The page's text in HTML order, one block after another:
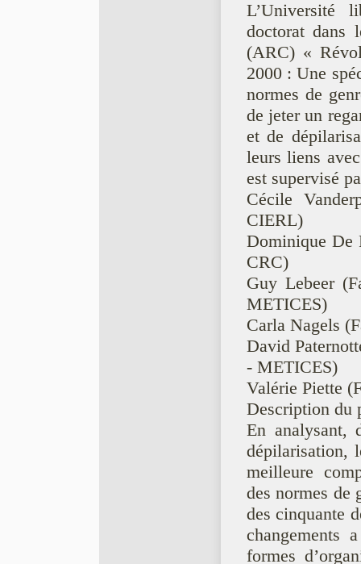
L’Université
doctorat dans
(ARC) «
2000 : Une
normes de
de jeter un
et de
leurs liens
est supervisé
Cécile
CIERL)
Dominique De
CRC)
Guy Lebeer
METICES)
Carla Nagels
David
- METICES)
Valérie Piette
Description du
En analysant,
dépilarisation,
meilleure
des normes de
des cinquante
changements
formes